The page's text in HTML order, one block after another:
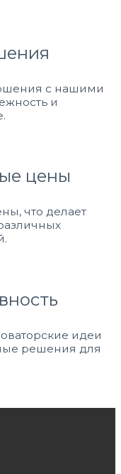
с нашими
и
цены
что делает
идеи
решения для